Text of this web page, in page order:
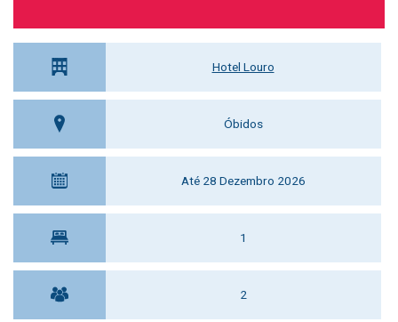
Hotel Louro
Óbidos
Até 28 Dezembro 2026
1
2